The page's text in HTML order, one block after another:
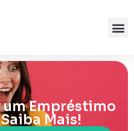
Empréstimo
Mais!